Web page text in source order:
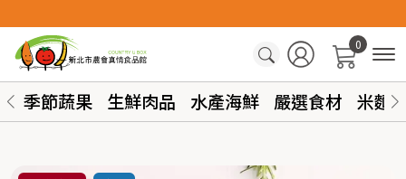
0
季節蔬果 生鮮肉品 水產海鮮 嚴選食材 米麵